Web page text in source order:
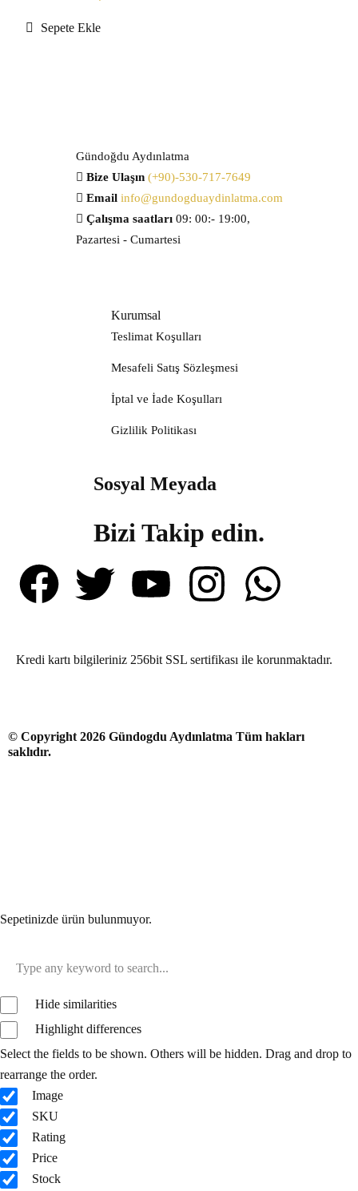
Sepete Ekle
Gündoğdu Aydınlatma
Bize Ulaşın (+90)-530-717-7649
Email info@gundogduaydinlatma.com
Çalışma saatları 09: 00:- 19:00,
Pazartesi - Cumartesi
Kurumsal
Teslimat Koşulları
Mesafeli Satış Sözleşmesi
İptal ve İade Koşulları
Gizlilik Politikası
Sosyal Meyada
Bizi Takip edin.
Kredi kartı bilgileriniz 256bit SSL sertifikası ile korunmaktadır.
© Copyright 2026 Gündogdu Aydınlatma Tüm hakları
saklıdır.
Sepetinizde ürün bulunmuyor.
Hide similarities
Highlight differences
Select the fields to be shown. Others will be hidden. Drag and drop to
rearrange the order.
Image
SKU
Rating
Price
Stock